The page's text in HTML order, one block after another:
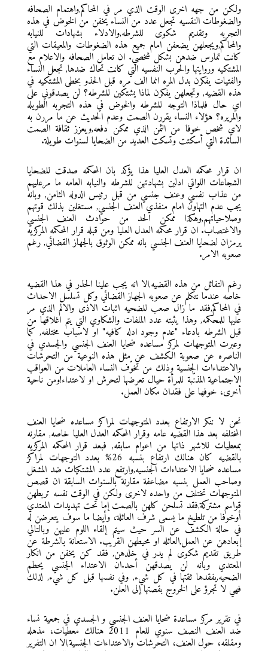
ولكن من جهه اخرى الوقت الذي مر في المحاكم,واهتمام الصحافه
والضغوطات النقسيه تجعل عدد من النساء يخفن من الخوض في هذه
التجربه وتقديم شكوى للشرطه,والادلاء بشهادات للنيابه
والمحاكم,ويجعلهن يضعفن امام جميع هذه الضغوطات والمعيقات التي
كانت تمارس ضدهن بشكل شخصي. ان تعامل الصحافه والاعلام مع
المشتكيه وروايتها والحرب النفسيه التي كانت تحاك ضدها, تجعل النساء
والفتيات يفكرن بدل المره انما الف مره قبل الحذو بخطى المشتكيه في
هذه القضيه, وتجعلهن يفكرن لماذا يشتكين للشرطه؟ لن يصدقوني على
اي حال فلماذا التوجه للشرطه والخوض في هذه التجربه الطويله
والمريره؟ هؤلاء النساء يقررن الصمت وعدم الحديث عن ما مررن به
لاي شخص خوفا من الثمن الذي ممكن دفعه,ويعزز ثقافة الصمت
السائدة التي أسكتت وتسكت العديد من الضحايا لسنوات طويلة.
ان قرار محكمه العدل العليا هذا يؤكد بان المحكمه صدقت للضحايا
الشجاعات اللواتي ادلين بشهادتهن للشرطه والنيابه العامه ما مرعليهم
من عذاب نفسي وعنف جنسي من قبل رئيس الدوله الثامن, وبانه
يجب عدم التهاون امام منفذي العنف الجنسي, مستغلين بذلك قوتهم
وصلاحياتهم,وهكذا ممكن الحد من حوادث العنف الجنسي
والاغتصاب. ان قرار محكمه العدل العليا ومن قبله قرار المحكمه المركزيه
يرمزان لضحايا العنف الجنسي بانه ممكن الوثوق بالجهاز القضائي, رغم
صعوبه الامر.
رغم التفائل من هذه القضيه,الا انه يجب علينا الحذر في هذا القضيه
خاصه عندما نتكلم عن صعوبه الجهاز القضائي وكل تسلسل الاحداث
في المحاكم,فقد ما زال صعب للضحيه اثبات الاذى والالم الذي مر
عليها للمحكمه, وهذا يثبته عدد الملفات والشكاوي التي يتم اغلاقها من
قبل الشرطه بادعاء "عدم وجود ادله كافيه" او لاسباب مختلفه, كما
وعبرت المتوجهات لمركز مساعده ضحايا العنف الجنسي والجسدي في
الناصره عن صعوبة الكشف عن مثل هذه النوعية من التحرشات
والاعتداءات الجنسية وذلك من تخوّف النساء العاملات من العواقب
الاجتماعية المذنّبة للمرأة حيال تعرضها لتحرش او لاعتداء!ومن ناحية
أخرى، خوفها على فقدان مكان العمل.
نحن لا ننكر الارتفاع بعدد المتوجهات لمراكز مساعده ضحايا العنف
المختلفه بعد هذا القضيه عامه وقرار المحكمه العدل العليا خاصه, مقارنه
بمعطيات للاشهر ذاتها من اعوام سابقه, فبعد قرار المحكمه المركزيه
بالقضيه كان هنالك ارتفاع بنسبه 26% بعدد التوجهات لمراكز
مساعده ضحايا الاعتداءات الجنسيه,وارتفع عدد المشتكيات ضد المشغل
وصاحب العمل بنسبه مضاعفة مقارنة بالسنوات السابقة ان قصص
المتوجهات تختلف من واحده لاخرى ولكن في الوقت نفسه تربطهن
قواسم مشتركة,فقد تسلحن كلهن بالصمت إما تحت تهديدات المعتدي
أوخوفا من تلطيخ ما يسمى شرف العائلة، وأيضا ما سوف يتعرضن له
في حالة الكشف عن السر حيث سيتم إلقاء اللوم عليهن وبالتالي
إبعادهن عن العمل,العائله او محيطهن القريب. الاستعانة بالشرطة عن
طريق تقديم شكوى لم يدر في خلدهن, فقد كن يخفن من انكار
المعتدي وبانه لن يصدقهن أحد.ان الاعتداء الجنسي يحطم
الضحيه,يفقدها ثقتها في كل شيء, وفي نفسها قبل كل شيء, لذلك
فهي لا تجرؤ على الخروج بقصتها إلى العلن.
في تقرير مركز مساعدة ضحايا العنف الجنسي و الجسدي في جمعية نساء
ضد العنف النصف سنوي للعام 2011 هنالك معطيات، مذهله
ومقلقه، حول العنف، التحرشات والاعتداءات الجنسية,الا ان التفرير